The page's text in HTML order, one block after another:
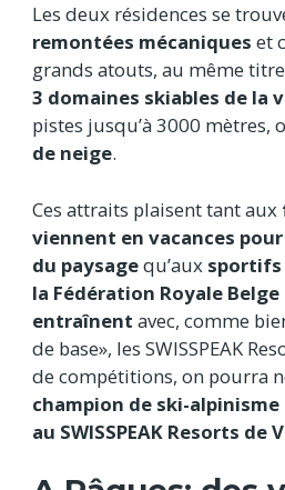
Les deux résidences se
remontées mécaniques et
grands atouts, au même
3 domaines skiables de la
pistes jusqu’à 3000 mètres,
de neige.
Ces attraits plaisent tant aux
viennent en vacances
du paysagequ’aux sportifs
la Fédération Royale Belge
entraînent avec, comme
de base», les SWISSPEAK
de compétitions, on pourra
champion de ski-
au SWISSPEAK Resorts de